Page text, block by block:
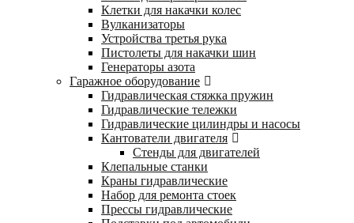
Клетки для накачки колес
Вулканизаторы
Устройства третья рука
Пистолеты для накачки шин
Генераторы азота
Гаражное оборудование
Гидравлическая стяжка пружин
Гидравлические тележки
Гидравлические цилиндры и насосы
Кантователи двигателя
Стенды для двигателей
Клепальные станки
Краны гидравлические
Набор для ремонта стоек
Прессы гидравлические